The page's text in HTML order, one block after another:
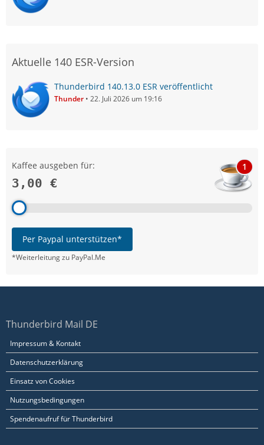
Aktuelle 140 ESR-Version
Thunderbird 140.13.0 ESR veröffentlicht
Thunder 22. Juli 2026 um 19:16
Kaffee ausgeben für:
3,00 €
1
Per Paypal unterstützen*
*Weiterleitung zu PayPal.Me
Thunderbird Mail DE
Impressum & Kontakt
Datenschutzerklärung
Einsatz von Cookies
Nutzungsbedingungen
Spendenaufruf für Thunderbird